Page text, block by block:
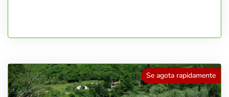
Se agota rapidamente